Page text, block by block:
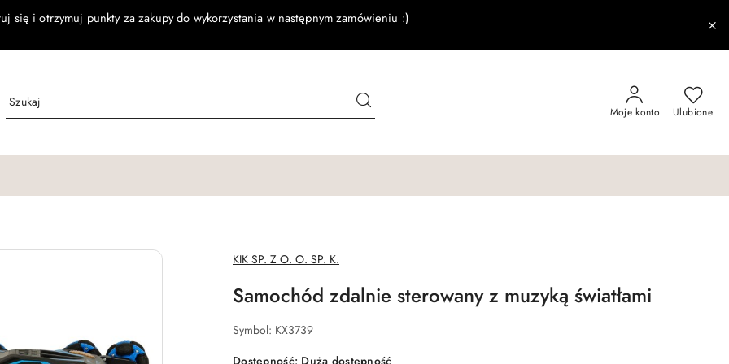
się i otrzymuj punkty za zakupy do wykorzystania w następnym zamówieniu :)
Moje konto Ulubione
NAZWA
PRODUCENTA:
KIK SP. Z O. O. SP. K.
Samochód zdalnie sterowany z muzyką światłami
Symbol: KX3739
Dostępność: Duża dostępność